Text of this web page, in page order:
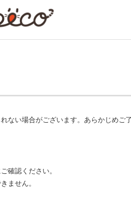
ない場合がございます。あらかじめご
確認ください。
ません。